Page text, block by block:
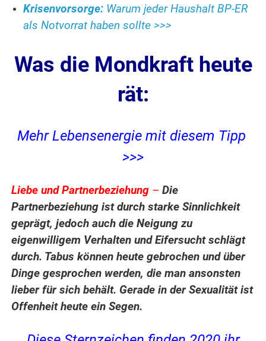
Krisenvorsorge: Warum jeder Haushalt BP-ER
als Notvorrat haben sollte >>>
Was die Mondkraft heute
rät:
Mehr Lebensenergie mit diesem Tipp
>>>
Liebe und Partnerbeziehung –Die
Partnerbeziehung ist durch starke Sinnlichkeit
geprägt, jedoch auch die Neigung zu
eigenwilligem Verhalten und Eifersucht schlägt
durch. Tabus können heute gebrochen und über
Dinge gesprochen werden, die man ansonsten
lieber für sich behält. Gerade in der Sexualität ist
Offenheit heute ein Segen.